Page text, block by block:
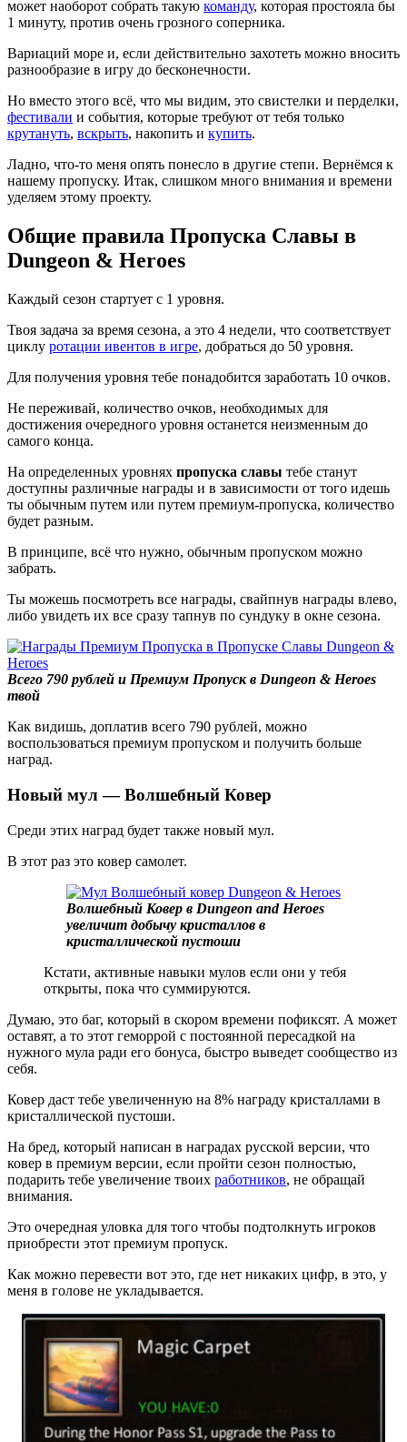
может наоборот собрать такую команду, которая простояла бы
1 минуту, против очень грозного соперника.
Вариаций море и, если действительно захотеть можно вносить
разнообразие в игру до бесконечности.
Но вместо этого всё, что мы видим, это свистелки и перделки,
фестивали и события, которые требуют от тебя только
крутануть, вскрыть, накопить и купить.
Ладно, что-то меня опять понесло в другие степи. Вернёмся к
нашему пропуску. Итак, слишком много внимания и времени
уделяем этому проекту.
Общие правила Пропуска Славы в
Dungeon & Heroes
Каждый сезон стартует с 1 уровня.
Твоя задача за время сезона, а это 4 недели, что соответствует
циклу ротации ивентов в игре, добраться до 50 уровня.
Для получения уровня тебе понадобится заработать 10 очков.
Не переживай, количество очков, необходимых для
достижения очередного уровня останется неизменным до
самого конца.
На определенных уровнях пропуска славы тебе станут
доступны различные награды и в зависимости от того идешь
ты обычным путем или путем премиум-пропуска, количество
будет разным.
В принципе, всё что нужно, обычным пропуском можно
забрать.
Ты можешь посмотреть все награды, свайпнув награды влево,
либо увидеть их все сразу тапнув по сундуку в окне сезона.
Всего 790 рублей и Премиум Пропуск в Dungeon & Heroes
твой
Как видишь, доплатив всего 790 рублей, можно
воспользоваться премиум пропуском и получить больше
наград.
Новый мул — Волшебный Ковер
Среди этих наград будет также новый мул.
В этот раз это ковер самолет.
Волшебный Ковер в Dungeon and Heroes
увеличит добычу кристаллов в
кристаллической пустоши
Кстати, активные навыки мулов если они у тебя
открыты, пока что суммируются.
Думаю, это баг, который в скором времени пофиксят. А может
оставят, а то этот геморрой с постоянной пересадкой на
нужного мула ради его бонуса, быстро выведет сообщество из
себя.
Ковер даст тебе увеличенную на 8% награду кристаллами в
кристаллической пустоши.
На бред, который написан в наградах русской версии, что
ковер в премиум версии, если пройти сезон полностью,
подарить тебе увеличение твоих работников, не обращай
внимания.
Это очередная уловка для того чтобы подтолкнуть игроков
приобрести этот премиум пропуск.
Как можно перевести вот это, где нет никаких цифр, в это, у
меня в голове не укладывается.